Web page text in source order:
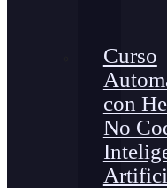
Curso
con
No